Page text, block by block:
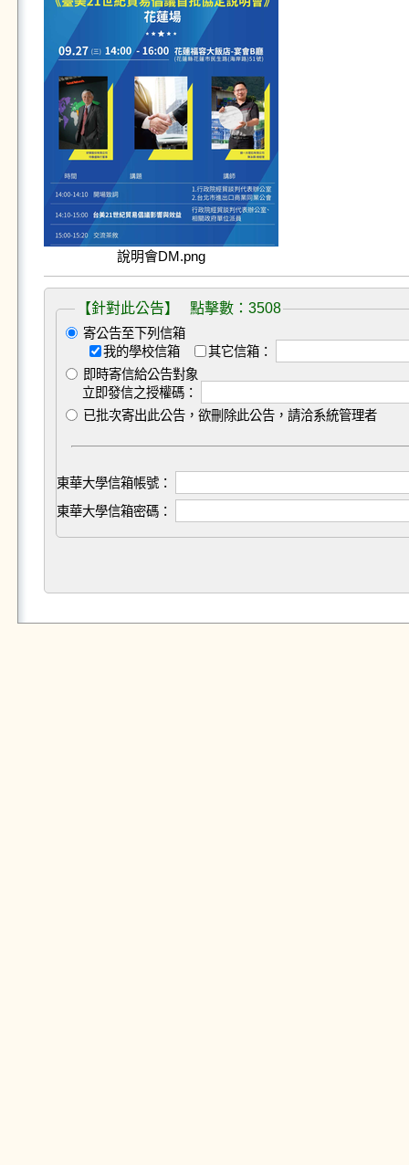
說明會DM.png
【針對此公告】 點擊數：3508
寄公告至下列信箱
我的學校信箱
其它信箱：
即時寄信給公告對象
立即發信之授權碼：
已批次寄出此公告，欲刪除此公告，請洽系統管理者
東華大學信箱帳號：
東華大學信箱密碼：